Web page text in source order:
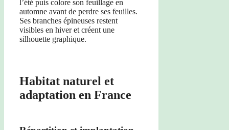
l’été puis colore son feuillage en
automne avant de perdre ses feuilles.
Ses branches épineuses restent
visibles en hiver et créent une
silhouette graphique.
Habitat naturel et
adaptation en France